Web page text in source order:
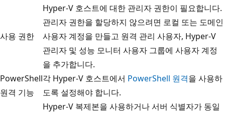
사용 권한
Hyper-V 호스트에 대한 관리자 권한이 필요합니다.
관리자 권한을 할당하지 않으려면 로컬 또는 도메인
사용자 계정을 만들고 원격 관리 사용자, Hyper-V
관리자 및 성능 모니터 사용자 그룹에 사용자 계정
을 추가합니다.
PowerShell
원격 기능
각 Hyper-V 호스트에서 PowerShell 원격을 사용하
도록 설정해야 합니다.
Hyper-V 복제본을 사용하거나 서버 식별자가 동일